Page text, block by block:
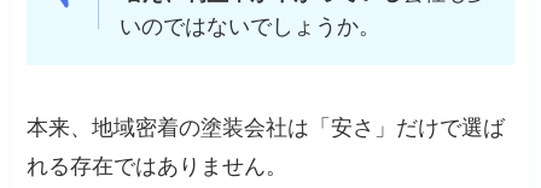
いのではないでしょうか。
本来、地域密着の塗装会社は「安さ」だけで選ば
れる存在ではありません。